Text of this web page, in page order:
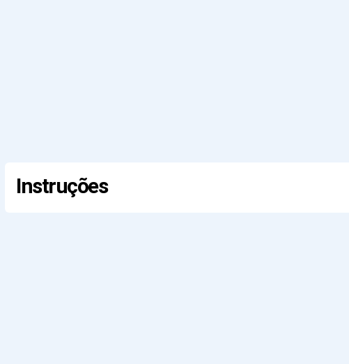
Instruções